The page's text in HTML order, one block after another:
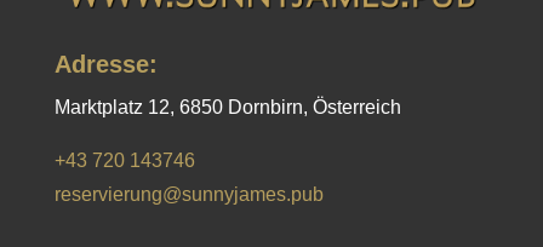
Adresse:
Marktplatz 12, 6850 Dornbirn, Österreich
+43 720 143746
reservierung@sunnyjames.pub